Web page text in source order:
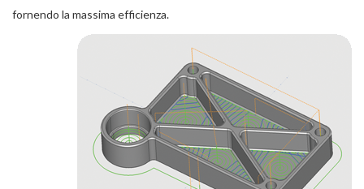
fornendo la massima efficienza.